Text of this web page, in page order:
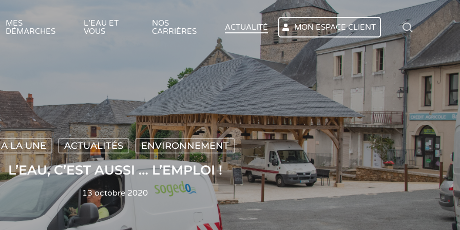
MES
DÉMARCHES
L’EAU ET
VOUS
NOS
CARRIÈRES
ACTUALITÉ MON ESPACE CLIENT search
A LA UNE ACTUALITÉS ENVIRONNEMENT
L’EAU, C’EST AUSSI … L’EMPLOI !
13 octobre 2020